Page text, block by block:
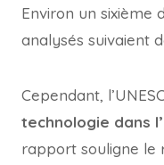
Environ un sixième
analysés suivaient
Cependant,
technologie dans
rapport souligne le